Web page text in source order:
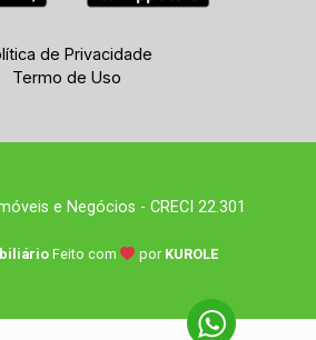
de Privacidade
Termo de Uso
e Negócios - CRECI 22.301
Feito com por KUROLE